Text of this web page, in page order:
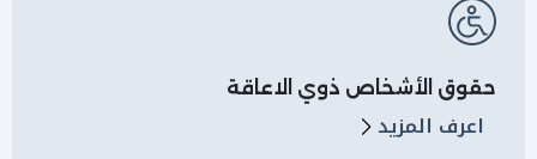
حقوق الأشخاص ذوي الاعاقة
اعرف المزيد